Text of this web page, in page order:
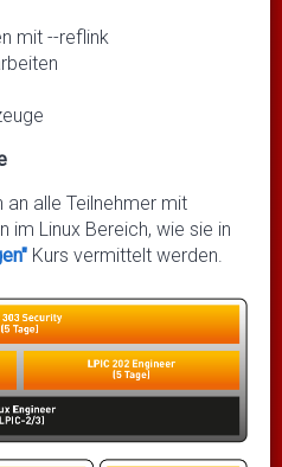
mit --reflink
an alle Teilnehmer mit
im Linux Bereich, wie sie in
Kurs vermittelt werden.